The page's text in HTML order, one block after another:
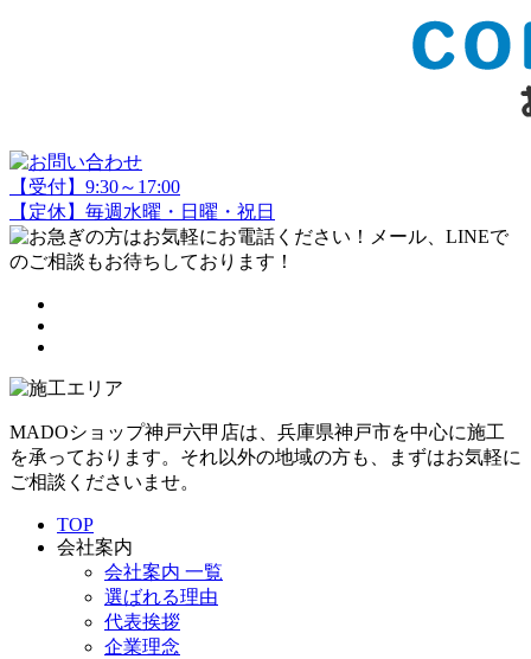
【受付】9:30～17:00
【定休】毎週水曜・日曜・祝日
MADOショップ神戸六甲店は、兵庫県神戸市を中心に施工
を承っております。それ以外の地域の方も、まずはお気軽に
ご相談くださいませ。
TOP
会社案内
会社案内 一覧
選ばれる理由
代表挨拶
企業理念